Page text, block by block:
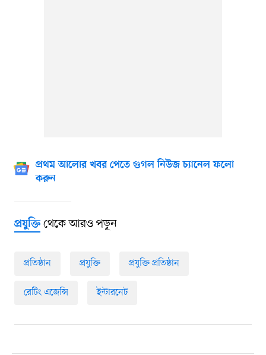
প্রথম আলোর খবর পেতে গুগল নিউজ চ্যানেল ফলো
করুন
প্রযুক্তিথেকে আরও পড়ুন
প্রতিষ্ঠান প্রযুক্তি প্রযুক্তি প্রতিষ্ঠান
রেটিং এজেন্সি ইন্টারনেট